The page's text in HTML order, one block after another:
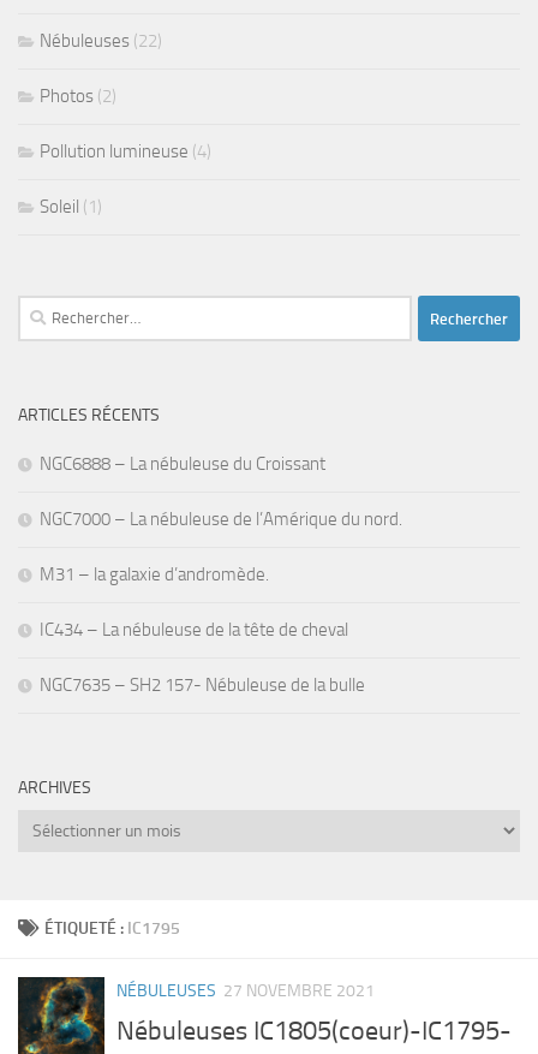
ÉTIQUETÉ : IC1795
NÉBULEUSES 27 NOVEMBRE 2021
Nébuleuses IC1805(coeur)-IC1795-
Nébuleuses (22)
Photos (2)
Pollution lumineuse (4)
Soleil (1)
Rechercher :
ARTICLES RÉCENTS
NGC6888 – La nébuleuse du Croissant
NGC7000 – La nébuleuse de l’Amérique du nord.
M31 – la galaxie d’andromède.
IC434 – La nébuleuse de la tête de cheval
NGC7635 – SH2 157- Nébuleuse de la bulle
ARCHIVES
Archives